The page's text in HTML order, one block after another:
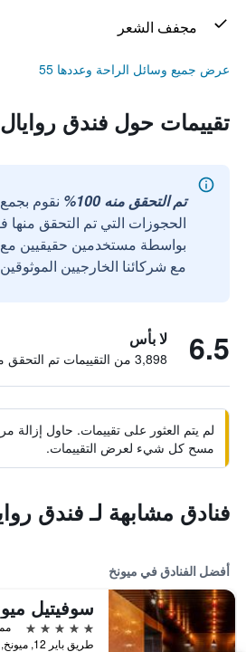
مجفف الشعر
عرض جميع وسائل الراحة وعددها 55
تقييمات حول فندق روايال
تم التحقق منه 100%
نقوم
الحجوزات التي تم التحقق منها
مع شركائنا الخارجيين
6.5 لا بأس
3,898 من التقييمات تم التحقق منها
لم يتم العثور على تقييمات. حاول إزالة
مسح كل شيء لعرض التقييمات.
فنادق مشابهة لـ فندق
أفضل الفنادق في ميونخ
5 نجوم